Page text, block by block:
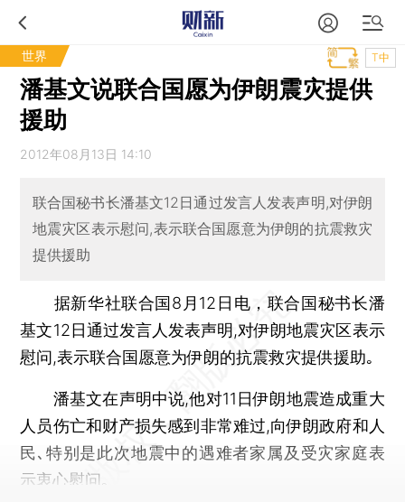
世界 T中
潘基文说联合国愿为伊朗震灾提供
援助
2012年08月13日 14:10
联合国秘书长潘基文12日通过发言人发表声明,对伊朗
地震灾区表示慰问,表示联合国愿意为伊朗的抗震救灾
提供援助
据新华社联合国8月12日电，联合国秘书长潘
基文12日通过发言人发表声明,对伊朗地震灾区表示
慰问,表示联合国愿意为伊朗的抗震救灾提供援助｡
潘基文在声明中说,他对11日伊朗地震造成重大
人员伤亡和财产损失感到非常难过,向伊朗政府和人
民､特别是此次地震中的遇难者家属及受灾家庭表
示衷心慰问｡